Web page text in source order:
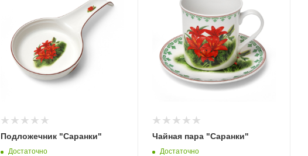
Подложечник "Саранки"
Достаточно
Чайная пара "Саранки"
Достаточно